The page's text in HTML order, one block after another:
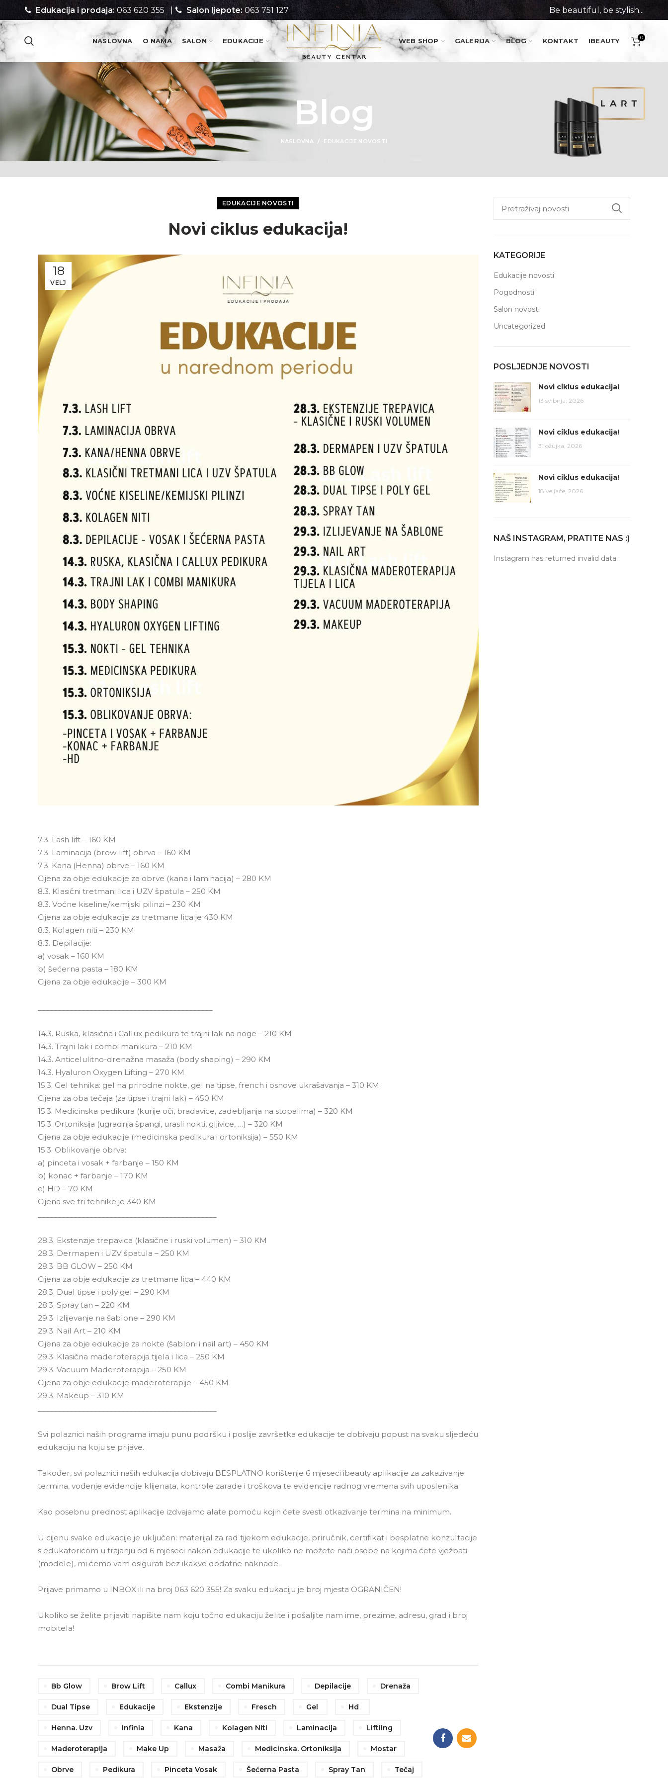
Edukacija i prodaja: 063 620 355 | Salon ljepote: 063 751 127 Be beautiful, be stylish...
NASLOVNA O NAMA SALON EDUKACIJE WEB SHOP GALERIJA BLOG KONTAKT IBEAUTY 0
Blog
NASLOVNA EDUKACIJE NOVOSTI
EDUKACIJE NOVOSTI
Novi ciklus edukacija!
18
VELJ
7.3. Lash lift – 160 KM
7.3. Laminacija (brow lift) obrva – 160 KM
7.3. Kana (Henna) obrve – 160 KM
Cijena za obje edukacije za obrve (kana i laminacija) – 280 KM
8.3. Klasični tretmani lica i UZV špatula – 250 KM
8.3. Voćne kiseline/kemijski pilinzi – 230 KM
Cijena za obje edukacije za tretmane lica je 430 KM
8.3. Kolagen niti – 230 KM
8.3. Depilacije:
a) vosak – 160 KM
b) šećerna pasta – 180 KM
Cijena za obje edukacije – 300 KM
14.3. Ruska, klasična i Callux pedikura te trajni lak na noge – 210 KM
14.3. Trajni lak i combi manikura – 210 KM
14.3. Anticelulitno-drenažna masaža (body shaping) – 290 KM
14.3. Hyaluron Oxygen Lifting – 270 KM
15.3. Gel tehnika: gel na prirodne nokte, gel na tipse, french i osnove ukrašavanja – 310 KM
Cijena za oba tečaja (za tipse i trajni lak) – 450 KM
15.3. Medicinska pedikura (kurije oči, bradavice, zadebljanja na stopalima) – 320 KM
15.3. Ortoniksija (ugradnja špangi, urasli nokti, gljivice, …) – 320 KM
Cijena za obje edukacije (medicinska pedikura i ortoniksija) – 550 KM
15.3. Oblikovanje obrva:
a) pinceta i vosak + farbanje – 150 KM
b) konac + farbanje – 170 KM
c) HD – 70 KM
Cijena sve tri tehnike je 340 KM
28.3. Ekstenzije trepavica (klasične i ruski volumen) – 310 KM
28.3. Dermapen i UZV špatula – 250 KM
28.3. BB GLOW – 250 KM
Cijena za obje edukacije za tretmane lica – 440 KM
28.3. Dual tipse i poly gel – 290 KM
28.3. Spray tan – 220 KM
29.3. Izlijevanje na šablone – 290 KM
29.3. Nail Art – 210 KM
Cijena za obje edukacije za nokte (šabloni i nail art) – 450 KM
29.3. Klasična maderoterapija tijela i lica – 250 KM
29.3. Vacuum Maderoterapija – 250 KM
Cijena za obje edukacije maderoterapije – 450 KM
29.3. Makeup – 310 KM
Svi polaznici naših programa imaju punu podršku i poslije završetka edukacije te dobivaju popust na svaku sljedeću
edukaciju na koju se prijave.
Također, svi polaznici naših edukacija dobivaju BESPLATNO korištenje 6 mjeseci ibeauty aplikacije za zakazivanje
termina, vođenje evidencije klijenata, kontrole zarade i troškova te evidencije radnog vremena svih uposlenika.
Kao posebnu prednost aplikacije izdvajamo alate pomoću kojih ćete svesti otkazivanje termina na minimum.
U cijenu svake edukacije je uključen: materijal za rad tijekom edukacije, priručnik, certifikat i besplatne konzultacije
s edukatoricom u trajanju od 6 mjeseci nakon edukacije te ukoliko ne možete naći osobe na kojima ćete vježbati
(modele), mi ćemo vam osigurati bez ikakve dodatne naknade.
Prijave primamo u INBOX ili na broj 063 620 355! Za svaku edukaciju je broj mjesta OGRANIČEN!
Ukoliko se želite prijaviti napišite nam koju točno edukaciju želite i pošaljite nam ime, prezime, adresu, grad i broj
mobitela!
Bb Glow Brow Lift Callux Combi Manikura Depilacije Drenaža
Dual Tipse Edukacije Ekstenzije Fresch Gel Hd
Henna. Uzv Infinia Kana Kolagen Niti Laminacija Liftiing
Maderoterapija Make Up Masaža Medicinska. Ortoniksija Mostar
Obrve Pedikura Pinceta Vosak Šećerna Pasta Spray Tan Tečaj
KATEGORIJE
Edukacije novosti
Pogodnosti
Salon novosti
Uncategorized
POSLJEDNJE NOVOSTI
Novi ciklus edukacija!
13 svibnja, 2026
Novi ciklus edukacija!
31 ožujka, 2026
Novi ciklus edukacija!
18 veljače, 2026
NAŠ INSTAGRAM, PRATITE NAS :)
Instagram has returned invalid data.